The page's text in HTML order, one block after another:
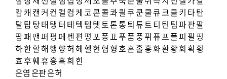
캄캐 캔 커 컨 컬 컴 케 코콘콜콰쾰 쿠쿤쿨큐크클키 타탄
탈탑탕태 탱 터 테 텍 템 텟 토톤통퇴튜트티 틴 팀파판팔
팝패팬퍼 펑페펜 편 평 포퐁표푸품풍퓌 퓨프플피 필 핑
하한할해행 향허헤헬 현협 형 호혼홀홍화환황회 획 횡
효 후훼휴흉흑희 힌
은염 은판은허